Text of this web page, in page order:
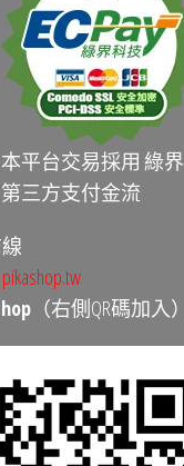
本平台交易採用 綠界
第三方支付金流
pikashop.tw
（右側QR碼加入）